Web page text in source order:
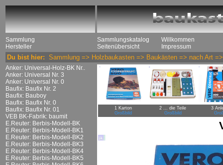
Sammlung
Hersteller
Sammlungskatalog
Seitenübersicht
Willkommen
Impressum
Du bist hier: Sammlung => Holzbaukasten => Baukästen => nach Art
Anker: Universal-Holz-BK Nr..
Anker: Universal Nr. 3
Anker: Universal Nr. 0
Baufix: Baufix Nr. 2
Baufix: Bauboy
Baufix: Baufix Nr. 0
Baufix: Baufix Nr. 01
VEB BK-Fabrik: baumit
E.Reuter: Berbis-Modell-BK
E.Reuter: Berbis-Modell-BK1
E.Reuter: Berbis-Modell-BK2
E.Reuter: Berbis-Modell-BK3
E.Reuter: Berbis-Modell-BK4
E.Reuter: Berbis-Modell-BK5
1 Karton
Großbild
2 ... die Teile
Großbild
3